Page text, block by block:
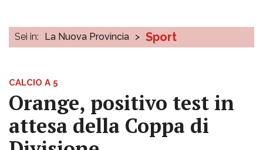
Sei in: La Nuova Provincia > Sport
CALCIO A 5
Orange, positivo test in
attesa della Coppa di